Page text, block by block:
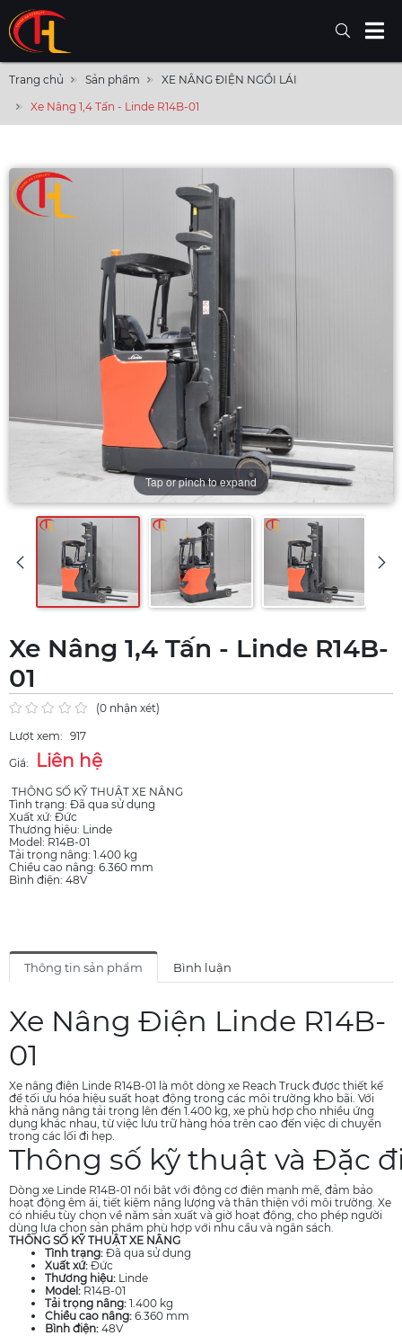
Trang chủ Sản phẩm
XE NÂNG ĐIỆN NGỒI LÁI
Xe Nâng 1,4 Tấn - Linde R14B-01
Tap or pinch to expand
Xe Nâng 1,4 Tấn - Linde R14B-
01
(0 nhận xét)
Lượt xem: 917
Giá:
Liên hệ
THÔNG SỐ KỸ THUẬT XE NÂNG
Tình trạng: Đã qua sử dụng
Xuất xứ: Đức
Thương hiệu: Linde
Model: R14B-01
Tải trọng nâng: 1.400 kg
Chiều cao nâng: 6.360 mm
Bình điện: 48V
Thông tin sản phẩm Bình luận
Xe Nâng Điện Linde R14B-
01
Xe nâng điện Linde R14B-01 là một dòng xe Reach Truck được thiết kế
để tối ưu hóa hiệu suất hoạt động trong các môi trường kho bãi. Với
khả năng nâng tải trọng lên đến 1.400 kg, xe phù hợp cho nhiều ứng
dụng khác nhau, từ việc lưu trữ hàng hóa trên cao đến việc di chuyển
trong các lối đi hẹp.
Thông số kỹ thuật và Đặc
Dòng xe Linde R14B-01 nổi bật với động cơ điện mạnh mẽ, đảm bảo
hoạt động êm ái, tiết kiệm năng lượng và thân thiện với môi trường. Xe
có nhiều tùy chọn về năm sản xuất và giờ hoạt động, cho phép người
dùng lựa chọn sản phẩm phù hợp với nhu cầu và ngân sách.
THÔNG SỐ KỸ THUẬT XE NÂNG
Tình trạng: Đã qua sử dụng
Xuất xứ: Đức
Thương hiệu: Linde
Model: R14B-01
Tải trọng nâng: 1.400 kg
Chiều cao nâng: 6.360 mm
Bình điện: 48V